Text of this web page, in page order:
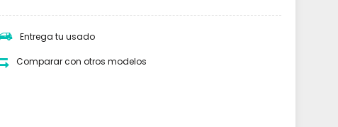
Entrega tu usado
Comparar con otros modelos